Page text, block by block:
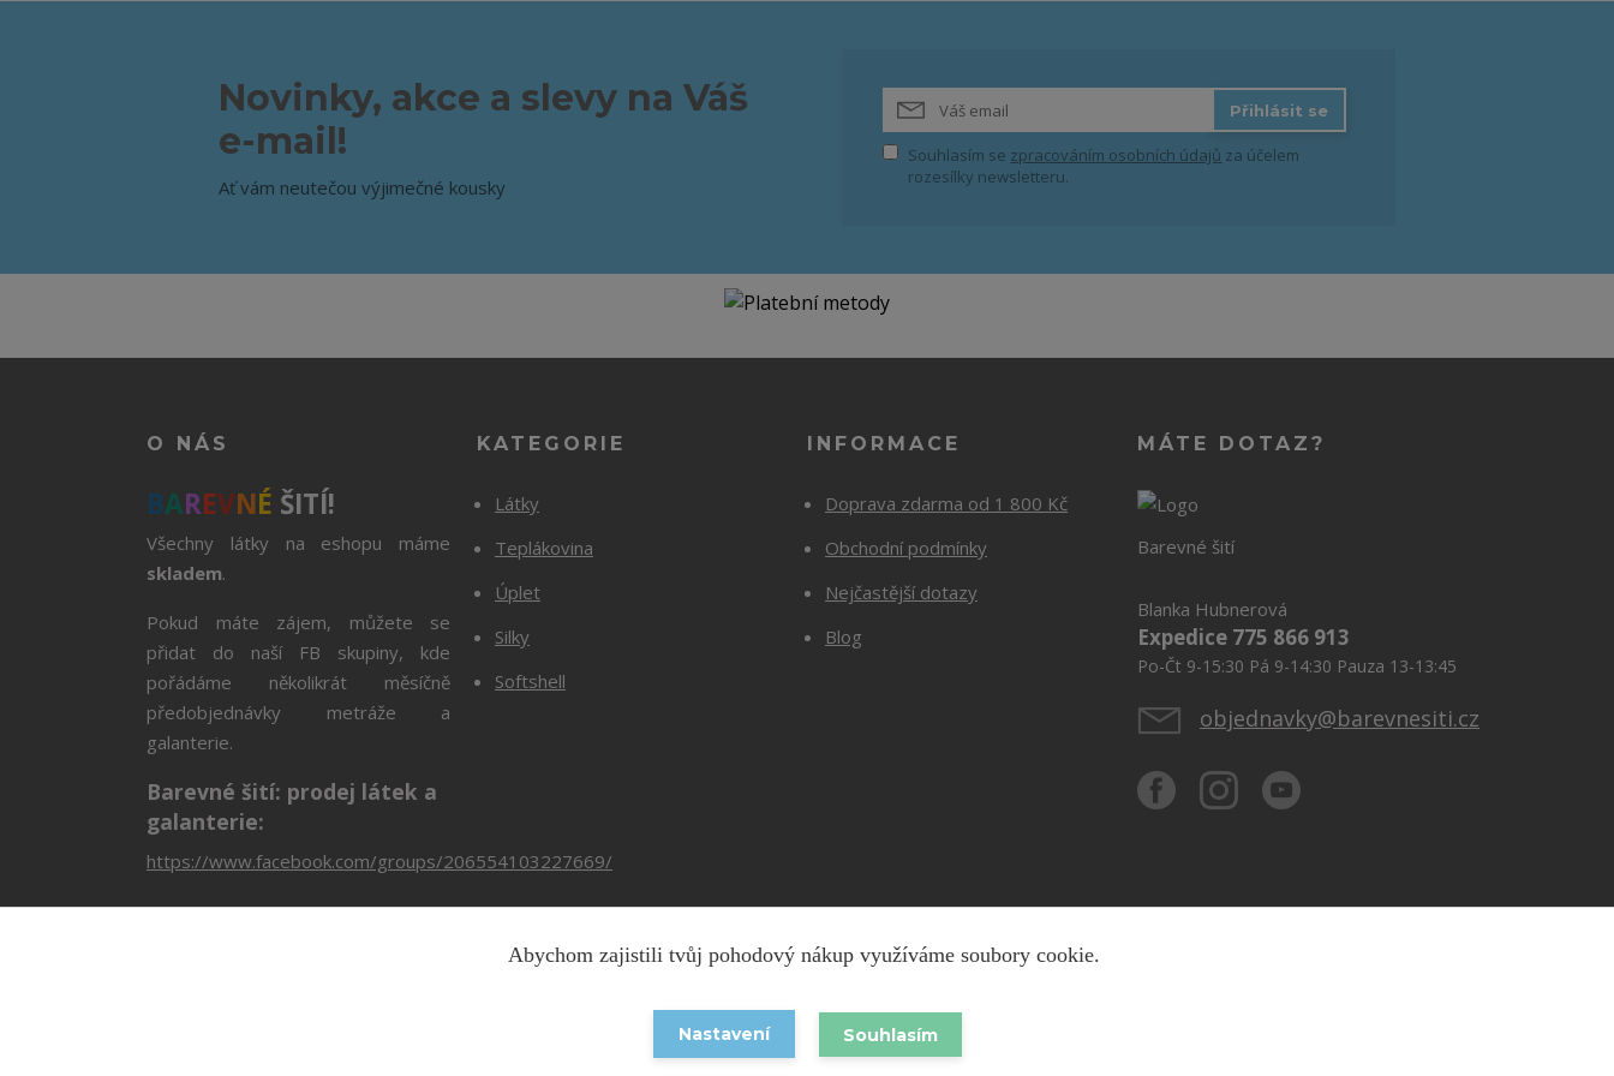
Novinky, akce a slevy na Váš
e-mail!
Ať vám neutečou výjimečné kousky
Přihlásit se
Souhlasím se zpracováním osobních údajů za účelem
rozesílky newsletteru.
O NÁS
BAREVNÉ ŠITÍ!
Všechny látky na eshopu máme
skladem.
Pokud máte zájem, můžete se
přidat do naší FB skupiny, kde
pořádáme několikrát měsíčně
předobjednávky metráže a
galanterie.
Barevné šití: prodej látek a
galanterie:
https://www.facebook.com/groups/206554103227669/
KATEGORIE
Látky
Teplákovina
Úplet
Silky
Softshell
INFORMACE
Doprava zdarma od 1 800 Kč
Obchodní podmínky
Nejčastější dotazy
Blog
MÁTE DOTAZ?
Barevné šití
Blanka Hubnerová
Expedice 775 866 913
Po-Čt 9-15:30 Pá 9-14:30 Pauza 13-13:45
objednavky@barevnesiti.cz
Copyright © 2026 Barevnesiti.cz
Vytvořeno na
Abychom zajistili tvůj pohodový nákup využíváme soubory cookie.
Nastavení Souhlasím